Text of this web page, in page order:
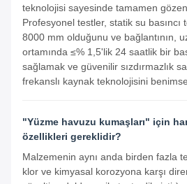
teknolojisi sayesinde tamamen
Profesyonel testler, statik su
8000 mm olduğunu ve bağlantının,
ortamında ≤% 1,5'lik 24 saatlik bir
sağlamak ve güvenilir sızdırmazlık
frekanslı kaynak teknolojisini
"Yüzme havuzu kumaşları" için
özellikleri gereklidir?
Malzemenin aynı anda birden fazla
klor ve kimyasal korozyona karşı